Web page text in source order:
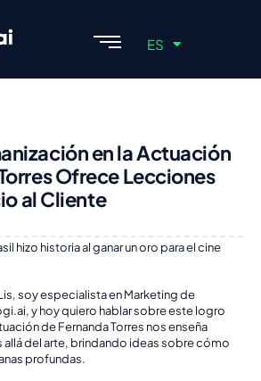
ES
PT
en la Actuación
Ofrece Lecciones
al Cliente
hizo historia al ganar un oro para el cine
soy especialista en Marketing de
y hoy quiero hablar sobre este logro
de Fernanda Torres nos enseña
allá del arte, brindando ideas sobre cómo
profundas.